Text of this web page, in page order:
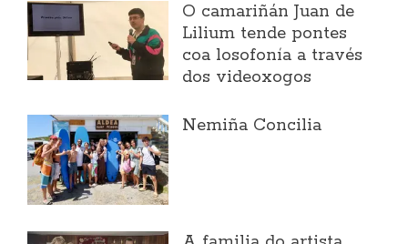
O camariñán Juan de
Lilium tende pontes
coa losofonía a través
dos videoxogos
Nemiña Concilia